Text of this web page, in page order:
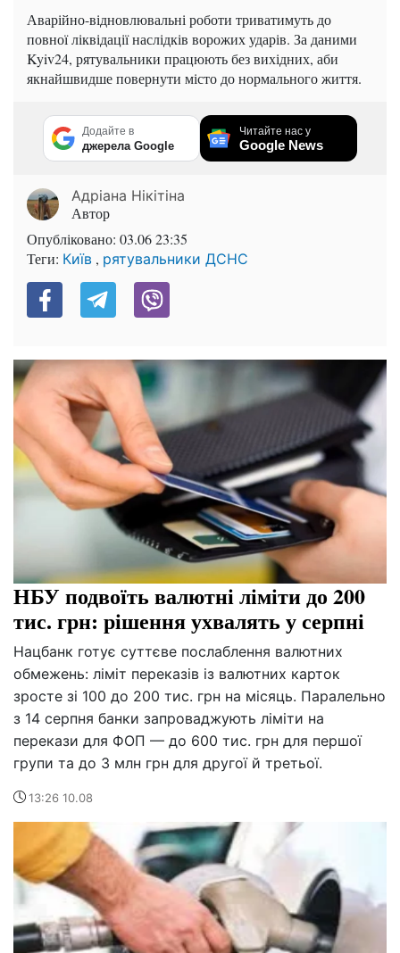
Аварійно-відновлювальні роботи триватимуть до
повної ліквідації наслідків ворожих ударів. За даними
Kyiv24, рятувальники працюють без вихідних, аби
якнайшвидше повернути місто до нормального життя.
Додайте в
джерела Google
Читайте нас у
Google News
Адріана Нікітіна
Автор
Опубліковано: 03.06 23:35
Теги: Київ , рятувальники ДСНС
НБУ подвоїть валютні ліміти до 200
тис. грн: рішення ухвалять у серпні
Нацбанк готує суттєве послаблення валютних
обмежень: ліміт переказів із валютних карток
зросте зі 100 до 200 тис. грн на місяць. Паралельно
з 14 серпня банки запроваджують ліміти на
перекази для ФОП — до 600 тис. грн для першої
групи та до 3 млн грн для другої й третьої.
13:26 10.08